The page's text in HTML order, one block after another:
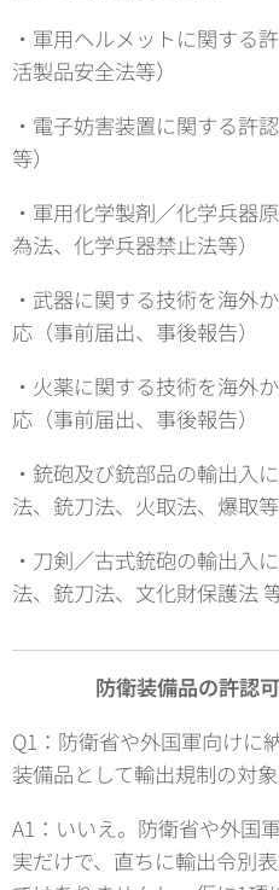
・軍用ヘルメットに関する
活製品安全法等）
・電子妨害装置に関する許
等）
・軍用化学製剤／化学兵器
為法、化学兵器禁止法等）
・武器に関する技術を海外
応（事前届出、事後報告）
・火薬に関する技術を海外
応（事前届出、事後報告）
・銃砲及び銃部品の輸出入
法、銃刀法、火取法、爆取等
・刀剣／古式銃砲の輸出入
法、銃刀法、文化財保護法 等
防衛装備品の許認
Q1：防衛省や外国軍向けに
装備品として輸出規制の対
A1：いいえ。防衛省や外国
実だけで、直ちに輸出令別